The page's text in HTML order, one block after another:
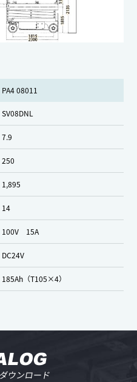
PA4 08011
SV08DNL
7.9
250
1,895
14
100V 15A
DC24V
185Ah（T105×4）
ウンロード